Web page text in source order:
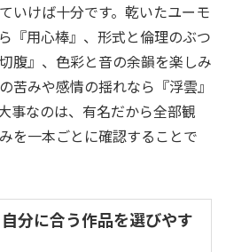
いけば十分です。乾いたユーモ
『用心棒』、形式と倫理のぶつ
腹』、色彩と音の余韻を楽しみ
苦みや感情の揺れなら『浮雲』
事なのは、有名だから全部観
を一本ごとに確認することで
分に合う作品を選びやす